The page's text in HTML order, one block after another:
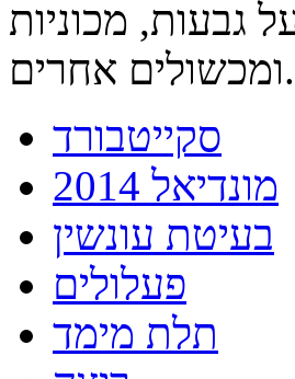
גבעות, מכוניות
ומכשולים אחרים.
סקייטבורד
מונדיאל 2014
בעיטת עונשין
פעלולים
תלת מימד